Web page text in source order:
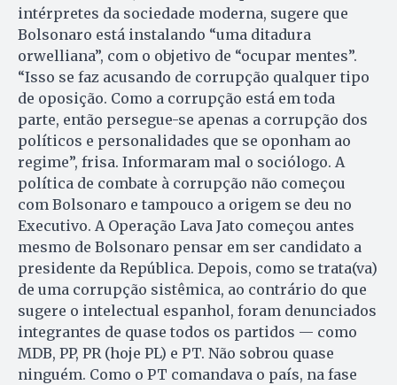
intérpretes da sociedade moderna, sugere que
Bolsonaro está instalando “uma ditadura
orwelliana”, com o objetivo de “ocupar mentes”.
“Isso se faz acusando de corrupção qualquer tipo
de oposição. Como a corrupção está em toda
parte, então persegue-se apenas a corrupção dos
políticos e personalidades que se oponham ao
regime”, frisa. Informaram mal o sociólogo. A
política de combate à corrupção não começou
com Bolsonaro e tampouco a origem se deu no
Executivo. A Operação Lava Jato começou antes
mesmo de Bolsonaro pensar em ser candidato a
presidente da República. Depois, como se trata(va)
de uma corrupção sistêmica, ao contrário do que
sugere o intelectual espanhol, foram denunciados
integrantes de quase todos os partidos — como
MDB, PP, PR (hoje PL) e PT. Não sobrou quase
ninguém. Como o PT comandava o país, na fase